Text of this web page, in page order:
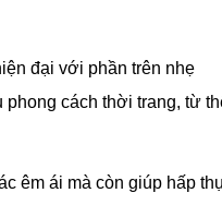
đại với phần trên nhẹ
cách thời trang, từ
êm ái mà còn giúp hấp